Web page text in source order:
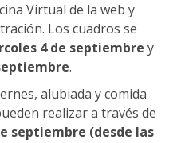
Virtual de la web y
Los cuadros se
4 de septiembre y
.
alubiada y comida
realizar a través de
septiembre (desde las